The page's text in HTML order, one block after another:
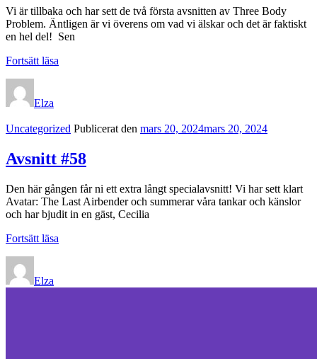
Vi är tillbaka och har sett de två första avsnitten av Three Body
Problem. Äntligen är vi överens om vad vi älskar och det är faktiskt
en hel del! Sen
Fortsätt läsa
Elza
Kategorilänkar
Uncategorized Publicerat den mars 20, 2024mars 20, 2024
Avsnitt #58
Den här gången får ni ett extra långt specialavsnitt! Vi har sett klart
Avatar: The Last Airbender och summerar våra tankar och känslor
och har bjudit in en gäst, Cecilia
Fortsätt läsa
Elza